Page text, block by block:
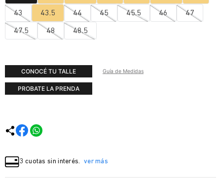
43 43.5 44 45 45.5 46 47
47.5 48 48.5
CONOCÉ TU TALLE Guía de Medidas
PROBATE LA PRENDA
3 cuotas sin interés. ver más